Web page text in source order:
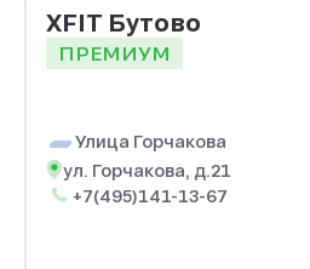
XFIT Бутово
ПРЕМИУМ
Улица Горчакова
ул. Горчакова, д.21
+7(495)141-13-67